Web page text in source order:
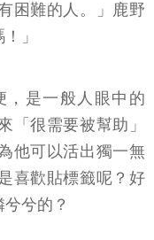
困難的人。」鹿野
」
，是一般人眼中的
「很需要被幫助」
他可以活出獨一無
喜歡貼標籤呢？好
兮的？